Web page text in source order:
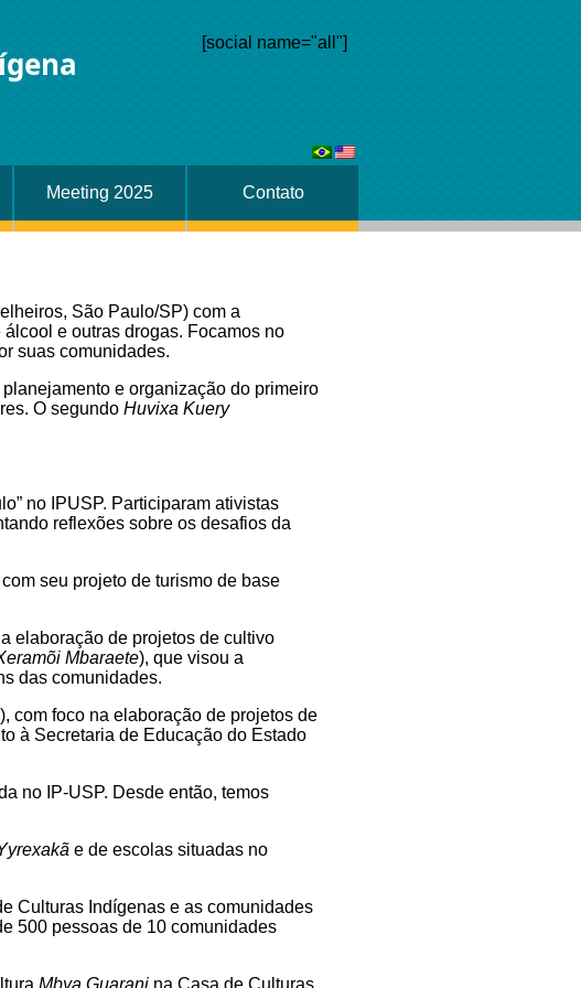
[social name="all"]
Meeting 2025 Contato
São Paulo/SP) com a
e outras drogas. Focamos no
suas comunidades.
e organização do primeiro
O segundo Huvixa Kuery
no IPUSP. Participaram ativistas
reflexões sobre os desafios da
seu projeto de turismo de base
elaboração de projetos de cultivo
Mbaraete), que visou a
das comunidades.
com foco na elaboração de projetos de
à Secretaria de Educação do Estado
no IP-USP. Desde então, temos
e de escolas situadas no
Culturas Indígenas e as comunidades
500 pessoas de 10 comunidades
Mbya Guarani na Casa de Culturas